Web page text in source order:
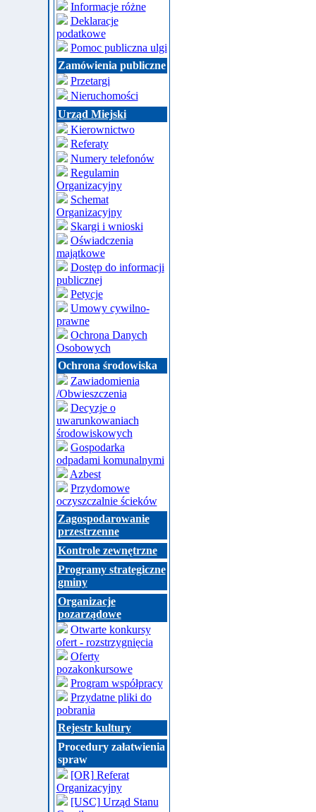
Informacje różne
Deklaracje
podatkowe
Pomoc publiczna ulgi
Zamówienia publiczne
Przetargi
Nieruchomości
Urząd Miejski
Kierownictwo
Referaty
Numery telefonów
Regulamin
Organizacyjny
Schemat
Organizacyjny
Skargi i wnioski
Oświadczenia
majątkowe
Dostęp do informacji
publicznej
Petycje
Umowy cywilno-
prawne
Ochrona Danych
Osobowych
Ochrona środowiska
Zawiadomienia
/Obwieszczenia
Decyzje o
uwarunkowaniach
środowiskowych
Gospodarka
odpadami komunalnymi
Azbest
Przydomowe
oczyszczalnie ścieków
Zagospodarowanie
przestrzenne
Kontrole zewnętrzne
Programy strategiczne
gminy
Organizacje
pozarządowe
Otwarte konkursy
ofert - rozstrzygnięcia
Oferty
pozakonkursowe
Program współpracy
Przydatne pliki do
pobrania
Rejestr kultury
Procedury załatwienia
spraw
[OR] Referat
Organizacyjny
[USC] Urząd Stanu